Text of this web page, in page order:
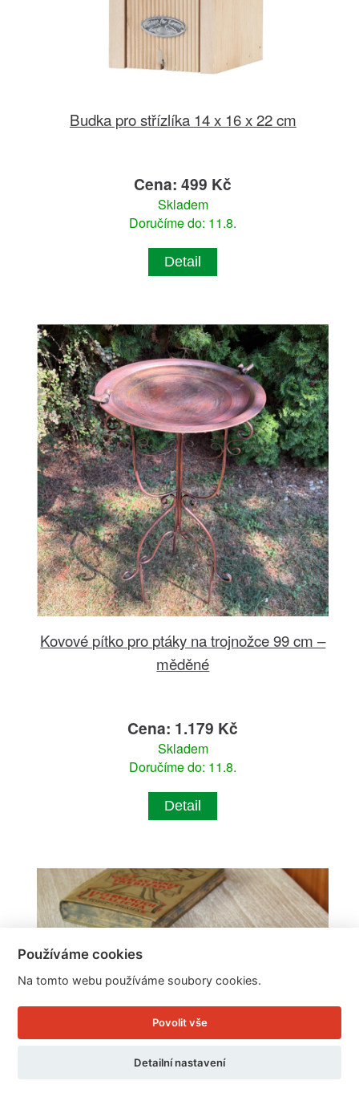
Budka pro střízlíka 14 x 16 x 22 cm
Cena: 499 Kč
Skladem
Doručíme do: 11.8.
Detail
Kovové pítko pro ptáky na trojnožce 99 cm –
měděné
Cena: 1.179 Kč
Skladem
Doručíme do: 11.8.
Detail
Používáme cookies
Na tomto webu používáme soubory cookies.
Povolit vše
Detailní nastavení